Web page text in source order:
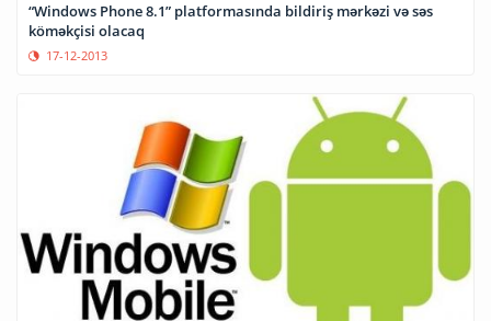
“Windows Phone 8.1” platformasında bildiriş mərkəzi və səs
köməkçisi olacaq
17-12-2013